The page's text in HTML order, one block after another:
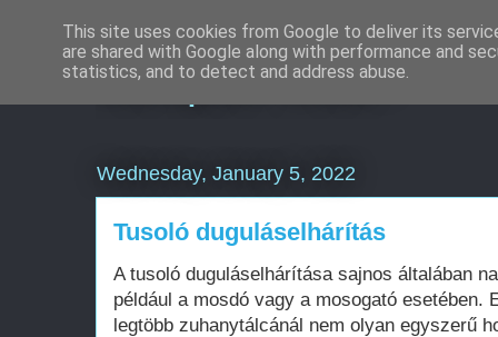
Komplex Web+
Wednesday, January 5, 2022
Tusoló duguláselhárítás
A tusoló duguláselhárítása sajnos általában
például a mosdó vagy a mosogató esetében.
legtöbb zuhanytálcánál nem olyan egyszerű
This site uses cookies from Google to deliver its
are shared with Google along with performance and
statistics, and to detect and address abuse.